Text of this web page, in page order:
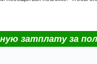
затплату за